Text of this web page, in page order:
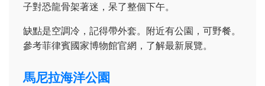
子對恐龍骨架著迷，呆了整個下午。
缺點是空調冷，記得帶外套。附近有公園，可野餐。
參考菲律賓國家博物館官網，了解最新展覽。
馬尼拉海洋公園